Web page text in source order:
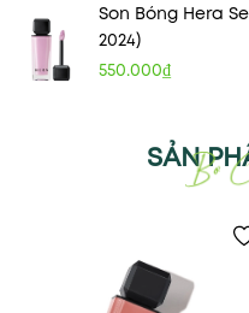
Son Bóng Hera
2024)
550.000₫
SẢN